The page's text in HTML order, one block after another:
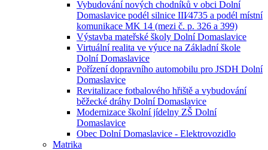
Vybudování nových chodníků v obci Dolní
Domaslavice podél silnice III⁄4735 a podél místní
komunikace MK 14 (mezi č. p. 326 a 399)
Výstavba mateřské školy Dolní Domaslavice
Virtuální realita ve výuce na Základní škole
Dolní Domaslavice
Pořízení dopravního automobilu pro JSDH Dolní
Domaslavice
Revitalizace fotbalového hřiště a vybudování
běžecké dráhy Dolní Domaslavice
Modernizace školní jídelny ZŠ Dolní
Domaslavice
Obec Dolní Domaslavice - Elektrovozidlo
Matrika